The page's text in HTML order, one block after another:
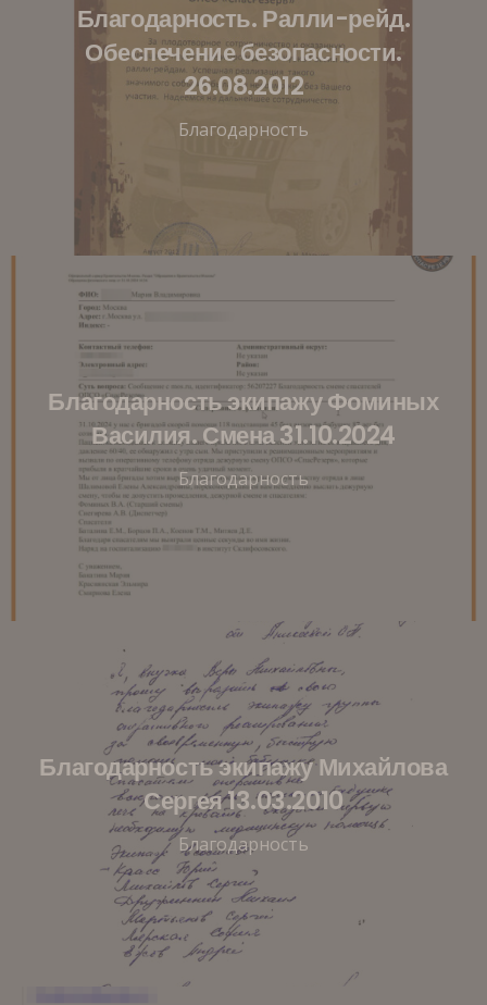
Благодарность. Ралли-рейд.
Обеспечение безопасности.
26.08.2012
Благодарность
Благодарность экипажу Фоминых
Василия. Смена 31.10.2024
Благодарность
Благодарность экипажу Михайлова
Сергея 13.03.2010
Благодарность